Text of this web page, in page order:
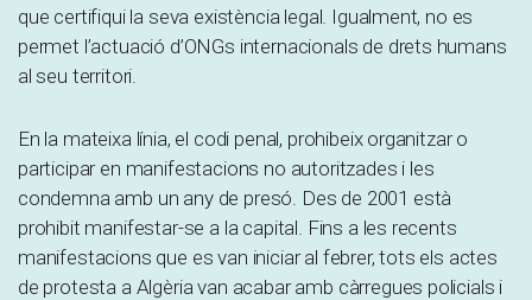
que certifiqui la seva existència legal. Igualment, no es
permet l’actuació d’ONGs internacionals de drets humans
al seu territori.
En la mateixa línia, el codi penal, prohibeix organitzar o
participar en manifestacions no autoritzades i les
condemna amb un any de presó. Des de 2001 està
prohibit manifestar-se a la capital. Fins a les recents
manifestacions que es van iniciar al febrer, tots els actes
de protesta a Algèria van acabar amb càrregues policials i